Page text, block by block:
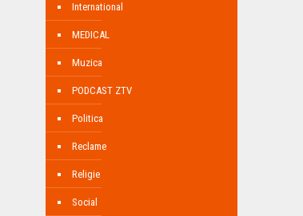
International
MEDICAL
Muzica
PODCAST ZTV
Politica
Reclame
Religie
Social